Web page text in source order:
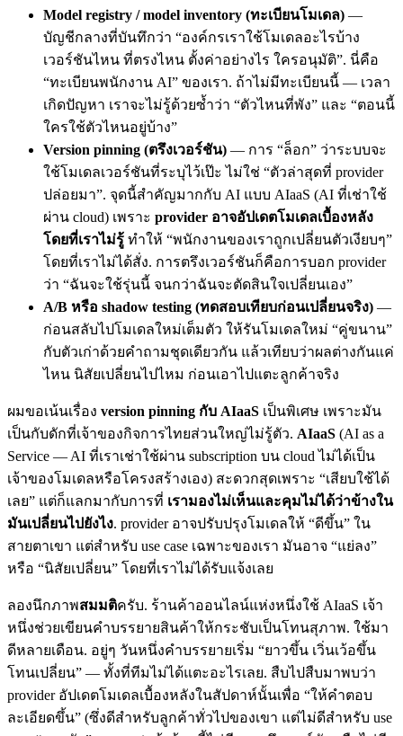
Model registry / model inventory (ทะเบียนโมเดล) —
บัญชีกลางที่บันทึกว่า “องค์กรเราใช้โมเดลอะไรบ้าง
เวอร์ชันไหน ที่ตรงไหน ตั้งค่าอย่างไร ใครอนุมัติ”. นี่คือ
“ทะเบียนพนักงาน AI” ของเรา. ถ้าไม่มีทะเบียนนี้ — เวลา
เกิดปัญหา เราจะไม่รู้ด้วยซ้ำว่า “ตัวไหนที่พัง” และ “ตอนนี้
ใครใช้ตัวไหนอยู่บ้าง”
Version pinning (ตรึงเวอร์ชัน) — การ “ล็อก” ว่าระบบจะ
ใช้โมเดลเวอร์ชันที่ระบุไว้เป๊ะ ไม่ใช่ “ตัวล่าสุดที่ provider
ปล่อยมา”. จุดนี้สำคัญมากกับ AI แบบ AIaaS (AI ที่เช่าใช้
ผ่าน cloud) เพราะ provider อาจอัปเดตโมเดลเบื้องหลัง
โดยที่เราไม่รู้ ทำให้ “พนักงานของเราถูกเปลี่ยนตัวเงียบๆ”
โดยที่เราไม่ได้สั่ง. การตรึงเวอร์ชันก็คือการบอก provider
ว่า “ฉันจะใช้รุ่นนี้ จนกว่าฉันจะตัดสินใจเปลี่ยนเอง”
A/B หรือ shadow testing (ทดสอบเทียบก่อนเปลี่ยนจริง) —
ก่อนสลับไปโมเดลใหม่เต็มตัว ให้รันโมเดลใหม่ “คู่ขนาน”
กับตัวเก่าด้วยคำถามชุดเดียวกัน แล้วเทียบว่าผลต่างกันแค่
ไหน นิสัยเปลี่ยนไปไหม ก่อนเอาไปแตะลูกค้าจริง
ผมขอเน้นเรื่อง version pinning กับ AIaaS เป็นพิเศษ เพราะมัน
เป็นกับดักที่เจ้าของกิจการไทยส่วนใหญ่ไม่รู้ตัว. AIaaS (AI as a
Service — AI ที่เราเช่าใช้ผ่าน subscription บน cloud ไม่ได้เป็น
เจ้าของโมเดลหรือโครงสร้างเอง) สะดวกสุดเพราะ “เสียบใช้ได้
เลย” แต่ก็แลกมากับการที่ เรามองไม่เห็นและคุมไม่ได้ว่าข้างใน
มันเปลี่ยนไปยังไง. provider อาจปรับปรุงโมเดลให้ “ดีขึ้น” ใน
สายตาเขา แต่สำหรับ use case เฉพาะของเรา มันอาจ “แย่ลง”
หรือ “นิสัยเปลี่ยน” โดยที่เราไม่ได้รับแจ้งเลย
ลองนึกภาพสมมติครับ. ร้านค้าออนไลน์แห่งหนึ่งใช้ AIaaS เจ้า
หนึ่งช่วยเขียนคำบรรยายสินค้าให้กระชับเป็นโทนสุภาพ. ใช้มา
ดีหลายเดือน. อยู่ๆ วันหนึ่งคำบรรยายเริ่ม “ยาวขึ้น เวิ่นเว้อขึ้น
โทนเปลี่ยน” — ทั้งที่ทีมไม่ได้แตะอะไรเลย. สืบไปสืบมาพบว่า
provider อัปเดตโมเดลเบื้องหลังในสัปดาห์นั้นเพื่อ “ให้คำตอบ
ละเอียดขึ้น” (ซึ่งดีสำหรับลูกค้าทั่วไปของเขา แต่ไม่ดีสำหรับ use